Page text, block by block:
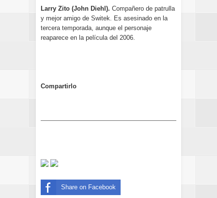
Larry Zito (John Diehl). Compañero de patrulla
y mejor amigo de Switek. Es asesinado en la
tercera temporada, aunque el personaje
reaparece en la película del 2006.
Compartirlo
Share on Facebook